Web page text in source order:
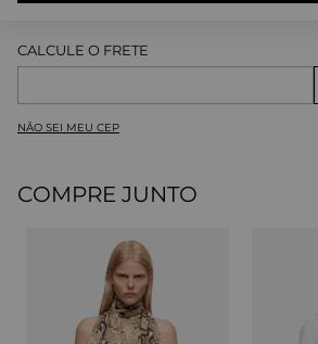
NÃO SEI MEU CEP
COMPRE JUNTO